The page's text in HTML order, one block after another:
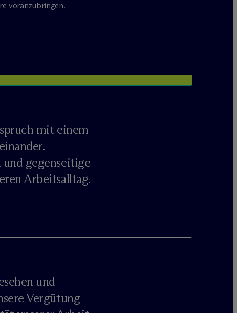
voranzubringen.
mit einem
gegenseitige
Arbeitsalltag.
und
Vergütung